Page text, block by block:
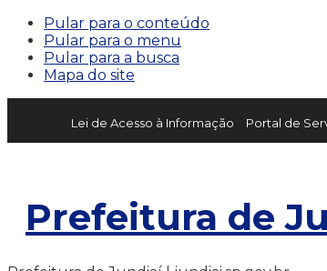
Pular para o conteúdo
Pular para o menu
Pular para a busca
Mapa do site
Lei de Acesso à Informação Portal de
Prefeitura de